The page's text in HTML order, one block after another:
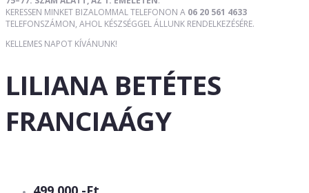
KERESSEN MINKET BIZALOMMAL TELEFONON A 06 20 561 4633
TELEFONSZÁMON, AHOL KÉSZSÉGGEL ÁLLUNK RENDELKEZÉSÉRE.
KELLEMES NAPOT KÍVÁNUNK!
LILIANA BETÉTES
FRANCIAÁGY